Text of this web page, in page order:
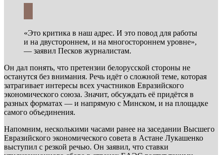
«Это критика в наш адрес. И это повод для работы
и на двустороннем, и на многостороннем уровне»,
— заявил Песков журналистам.
Он дал понять, что претензии белорусской стороны не
останутся без внимания. Речь идёт о сложной теме, которая
затрагивает интересы всех участников Евразийского
экономического союза. Значит, обсуждать её придётся в
разных форматах — и напрямую с Минском, и на площадке
самого объединения.
Напомним, несколькими часами ранее на заседании Высшего
Евразийского экономического совета в Астане Лукашенко
выступил с резкой речью. Он заявил, что ставки